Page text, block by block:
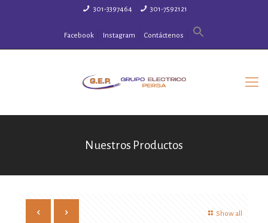
301-3397464 301-7592121
Facebook Instagram Contáctenos
Nuestros Productos
Show all